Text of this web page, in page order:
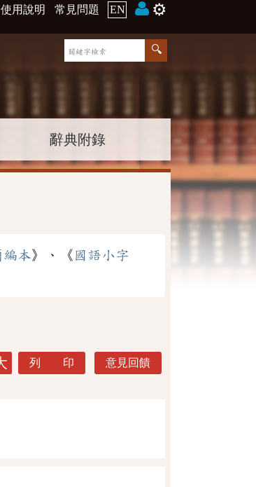
使用說明 常見問題 EN ⚙️
辭典附錄
編本》、《 國語小字
列 印 意見回饋